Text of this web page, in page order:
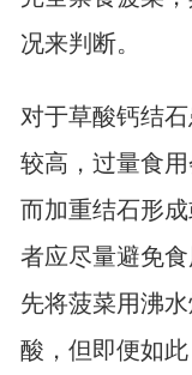
况来判断。
对于草酸钙结
较高，过量食
而加重结石形
者应尽量避免
先将菠菜用沸
酸，但即便如